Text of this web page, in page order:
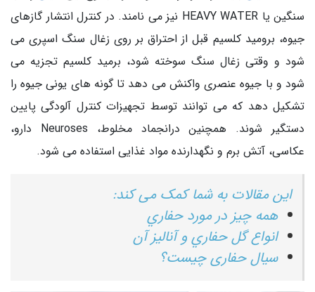
سنگین یا HEAVY WATER نیز می نامند. در کنترل انتشار گازهای
جیوه، برومید کلسیم قبل از احتراق بر روی زغال سنگ اسپری می
شود و وقتی زغال سنگ سوخته شود، برمید کلسیم تجزیه می
شود و با جیوه عنصری واکنش می دهد تا گونه های یونی جیوه را
تشکیل دهد که می توانند توسط تجهیزات کنترل آلودگی پایین
دستگیر شوند. همچنین درانجماد مخلوط، Neuroses دارو،
عکاسی، آتش برم و نگهدارنده مواد غذایی استفاده می شود.
این مقالات به شما کمک می کند:
همه چیز در مورد حفاري
انواع گل حفاري و آنالیز آن
سیال حفاری چیست؟